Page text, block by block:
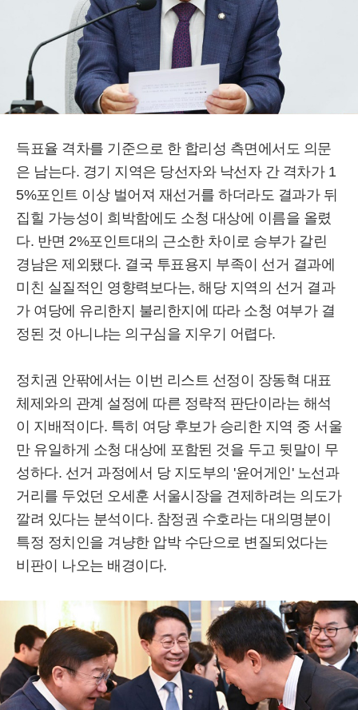
득표율 격차를 기준으로 한 합리성 측면에서도 의문
은 남는다. 경기 지역은 당선자와 낙선자 간 격차가 1
5%포인트 이상 벌어져 재선거를 하더라도 결과가 뒤
집힐 가능성이 희박함에도 소청 대상에 이름을 올렸
다. 반면 2%포인트대의 근소한 차이로 승부가 갈린
경남은 제외됐다. 결국 투표용지 부족이 선거 결과에
미친 실질적인 영향력보다는, 해당 지역의 선거 결과
가 여당에 유리한지 불리한지에 따라 소청 여부가 결
정된 것 아니냐는 의구심을 지우기 어렵다.
정치권 안팎에서는 이번 리스트 선정이 장동혁 대표
체제와의 관계 설정에 따른 정략적 판단이라는 해석
이 지배적이다. 특히 여당 후보가 승리한 지역 중 서울
만 유일하게 소청 대상에 포함된 것을 두고 뒷말이 무
성하다. 선거 과정에서 당 지도부의 '윤어게인' 노선과
거리를 두었던 오세훈 서울시장을 견제하려는 의도가
깔려 있다는 분석이다. 참정권 수호라는 대의명분이
특정 정치인을 겨냥한 압박 수단으로 변질되었다는
비판이 나오는 배경이다.